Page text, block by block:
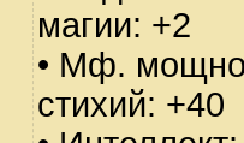
магии: +2
• Мф.
стихий: +40